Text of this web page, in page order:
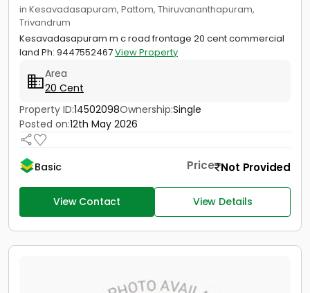
in Kesavadasapuram, Pattom, Thiruvananthapuram,
Trivandrum
Kesavadasapuram m c road frontage 20 cent commercial
land Ph: 9447552467View Property
Area
20 Cent
Property ID:14502098Ownership:Single
Posted on:12th May 2026
Basic Price Not Provided
View Contact View Details